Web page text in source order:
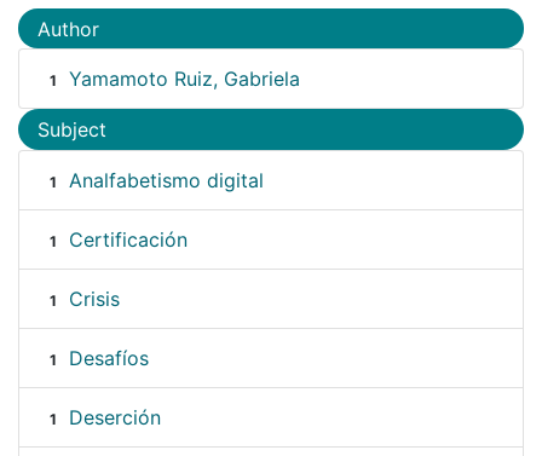
Author
1 Yamamoto Ruiz, Gabriela
Subject
1 Analfabetismo digital
1 Certificación
1 Crisis
1 Desafíos
1 Deserción